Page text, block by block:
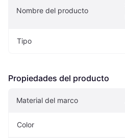
Nombre del producto
Tipo
Propiedades del producto
Material del marco
Color